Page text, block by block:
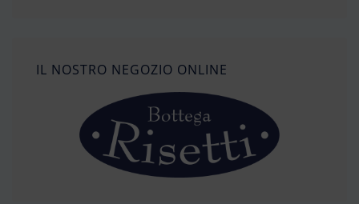
IL NOSTRO NEGOZIO ONLINE